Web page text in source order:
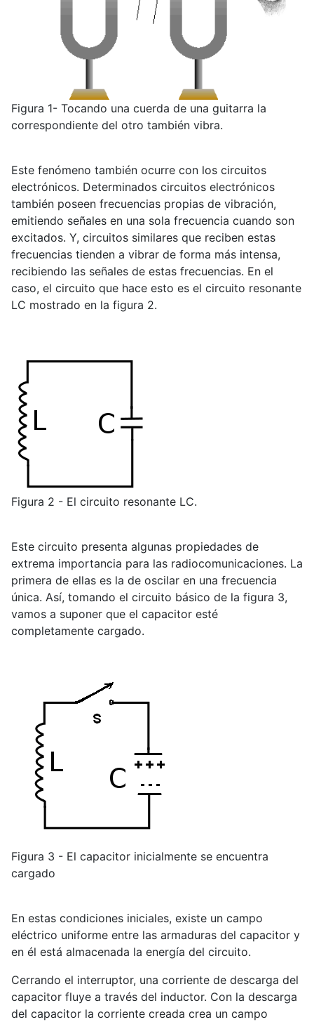
Figura 1- Tocando una cuerda de una guitarra la
correspondiente del otro también vibra.
Este fenómeno también ocurre con los circuitos
electrónicos. Determinados circuitos electrónicos
también poseen frecuencias propias de vibración,
emitiendo señales en una sola frecuencia cuando son
excitados. Y, circuitos similares que reciben estas
frecuencias tienden a vibrar de forma más intensa,
recibiendo las señales de estas frecuencias. En el
caso, el circuito que hace esto es el circuito resonante
LC mostrado en la figura 2.
Figura 2 - El circuito resonante LC.
Este circuito presenta algunas propiedades de
extrema importancia para las radiocomunicaciones. La
primera de ellas es la de oscilar en una frecuencia
única. Así, tomando el circuito básico de la figura 3,
vamos a suponer que el capacitor esté
completamente cargado.
Figura 3 - El capacitor inicialmente se encuentra
cargado
En estas condiciones iniciales, existe un campo
eléctrico uniforme entre las armaduras del capacitor y
en él está almacenada la energía del circuito.
Cerrando el interruptor, una corriente de descarga del
capacitor fluye a través del inductor. Con la descarga
del capacitor la corriente creada crea un campo